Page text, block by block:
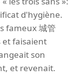
d'hygiène.
fameux 城管
et faisaient
son
et revenait.